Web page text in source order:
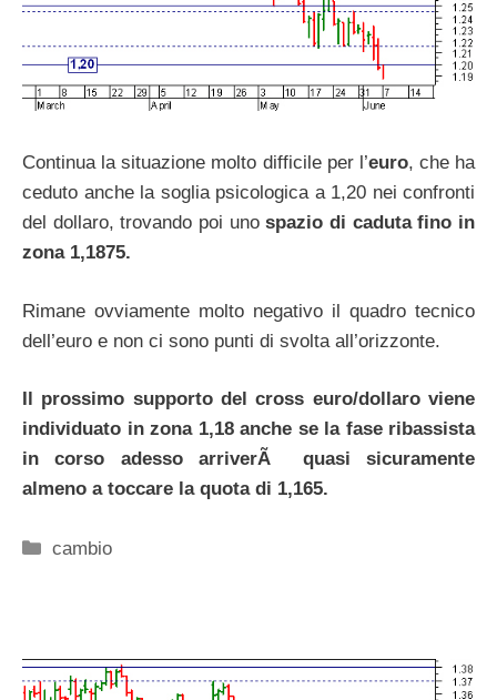
Continua la situazione molto difficile per l’euro, che ha
ceduto anche la soglia psicologica a 1,20 nei confronti
del dollaro, trovando poi unospazio di caduta fino in
zona 1,1875.
Rimane ovviamente molto negativo il quadro tecnico
dell’euro e non ci sono punti di svolta all’orizzonte.
Il prossimo supporto del cross euro/dollaro viene
individuato in zona 1,18 anche se la fase ribassista
in corso adesso arriverÃ quasi sicuramente
almeno a toccare la quota di 1,165.
Categorie
cambio